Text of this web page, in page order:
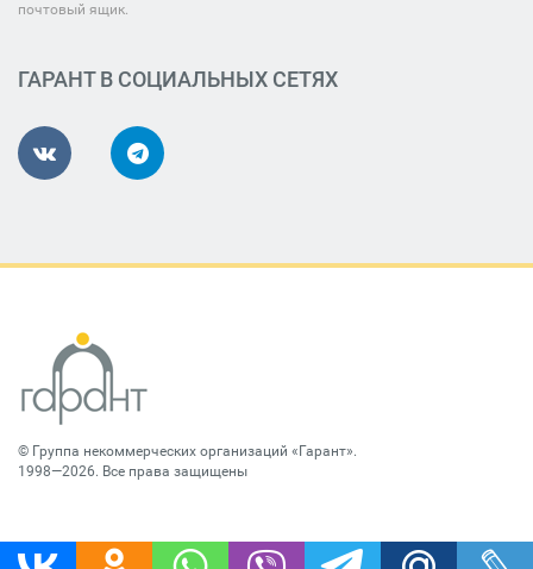
почтовый ящик.
ГАРАНТ В СОЦИАЛЬНЫХ СЕТЯХ
© Группа некоммерческих организаций «Гарант».
1998—2026. Все права защищены